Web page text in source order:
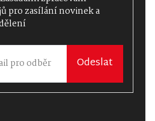
pro zasílání novinek a
Odeslat